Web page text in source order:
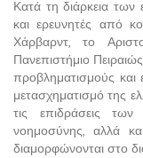
Κατά τη διάρκεια των
και ερευνητές από
Χάρβαρντ, το
Πανεπιστήμιο
προβληματισμούς και
μετασχηματισμό της
τις επιδράσεις
νοημοσύνης, αλλά
διαμορφώνονται στο